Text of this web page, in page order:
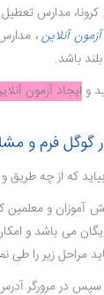
مدارس
آزمون آنلاین،
باشد.
و ایجاد آزمون
گوگل فرم و
که از چه طریق
آموزان و
می باشد و
مراحل زیر را طی
سپس در مرورگر